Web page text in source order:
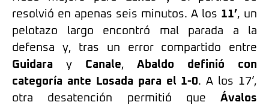
resolvió en apenas seis minutos. A los 11’, un
pelotazo largo encontró mal parada a la
defensa y, tras un error compartido entre
Guidara y Canale,Abaldo
definió con
categoría ante Losada para el 1-0. A los 17’,
otra desatención permitió que Ávalos